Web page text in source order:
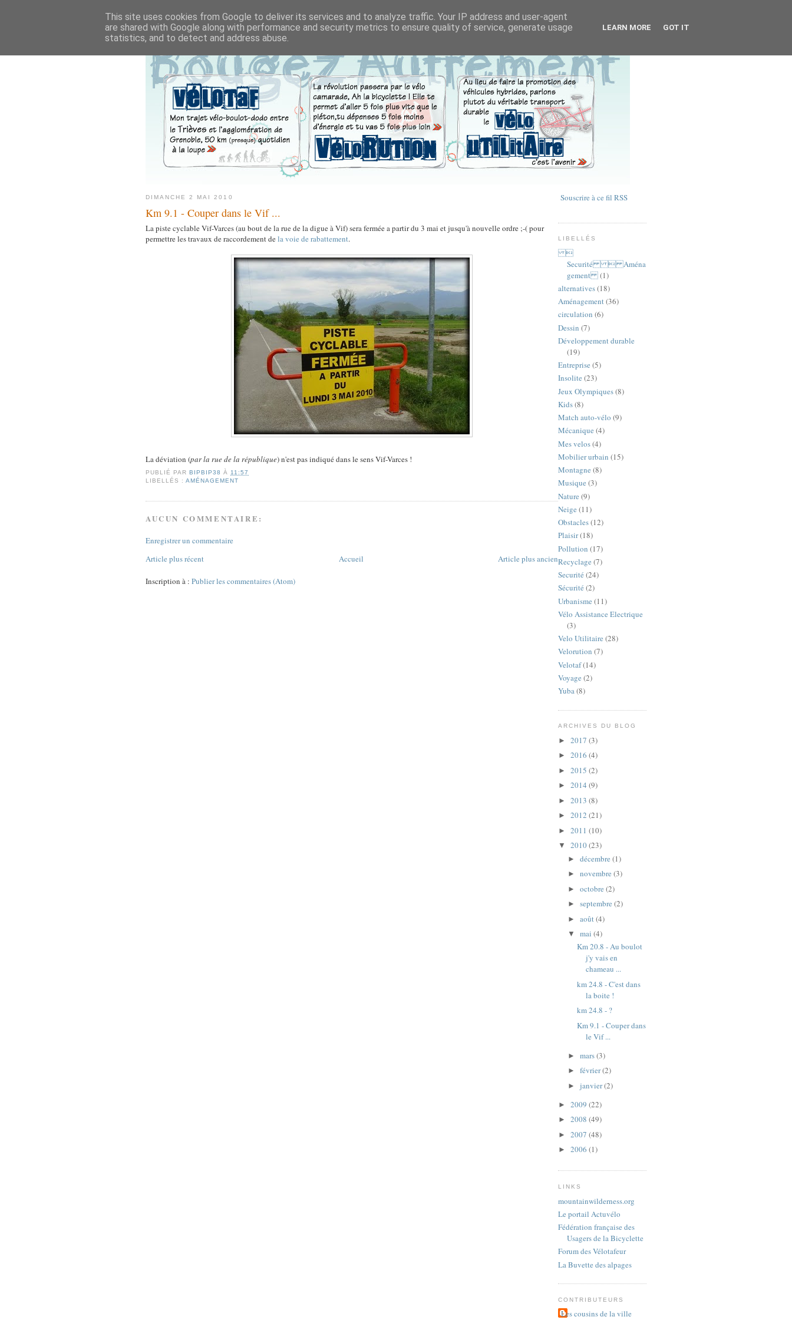
DIMANCHE 2 MAI 2010
Km 9.1 - Couper dans le Vif ...
La piste cyclable Vif-Varces (au bout de la rue de la digue à Vif) sera fermée a partir du 3 mai et jusqu'à nouvelle ordre ;-( pour
permettre les travaux de raccordement dela voie de rabattement.
La déviation (par la rue de la république) n'est pas indiqué dans le sens Vif-Varces !
PUBLIÉ PARBIPBIP38 À11:57
LIBELLÉS :AMÉNAGEMENT
AUCUN COMMENTAIRE:
Enregistrer un commentaire
Article plus récent
Article plus ancien
Accueil
Inscription à : Publier les commentaires (Atom)
Souscrire à ce fil RSS
LIBELLÉS

Securité  Aména
gement(1)
alternatives(18)
Aménagement(36)
circulation (6)
Dessin (7)
Développement durable
(19)
Entreprise (5)
Insolite (23)
Jeux Olympiques(8)
Kids(8)
Match auto-vélo (9)
Mécanique (4)
Mes velos(4)
Mobilier urbain (15)
Montagne (8)
Musique (3)
Nature (9)
Neige (11)
Obstacles(12)
Plaisir(18)
Pollution (17)
Recyclage (7)
Securité (24)
Sécurité (2)
Urbanisme (11)
Vélo Assistance Electrique
(3)
Velo Utilitaire (28)
Velorution (7)
Velotaf(14)
Voyage (2)
Yuba(8)
ARCHIVES DU BLOG
► 2017 (3)
► 2016 (4)
► 2015 (2)
► 2014 (9)
► 2013 (8)
► 2012 (21)
► 2011 (10)
▼ 2010(23)
► décembre (1)
► novembre (3)
► octobre (2)
► septembre (2)
► août(4)
▼ mai (4)
Km 20.8 - Au boulot
j'y vais en
chameau ...
km 24.8 - C'est dans
la boite !
km 24.8 - ?
Km 9.1 - Couper dans
le Vif ...
► mars(3)
► février(2)
► janvier(2)
► 2009 (22)
► 2008 (49)
► 2007 (48)
► 2006 (1)
LINKS
mountainwilderness.org
Le portail Actuvélo
Fédération française des
Usagers de la Bicyclette
Forum des Vélotafeur
La Buvette des alpages
CONTRIBUTEURS
Les cousins de la ville
This site uses cookies from Google to deliver its services and to analyze traffic. Your IP address and user-agent
are shared with Google along with performance and security metrics to ensure quality of service, generate usage
statistics, and to detect and address abuse.
LEARN MORE GOT IT